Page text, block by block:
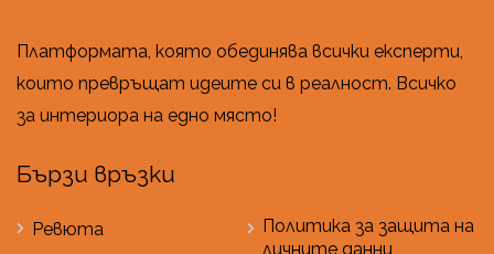
Платформата, която обединява всички експерти,
които превръщат идеите си в реалност. Всичко
за интериора на едно място!
Бързи връзки
Ревюта
Политика за защита на
личните данни